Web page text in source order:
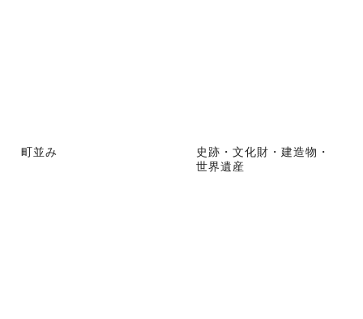
町並み
史跡・文化財・建造物・
世界遺産